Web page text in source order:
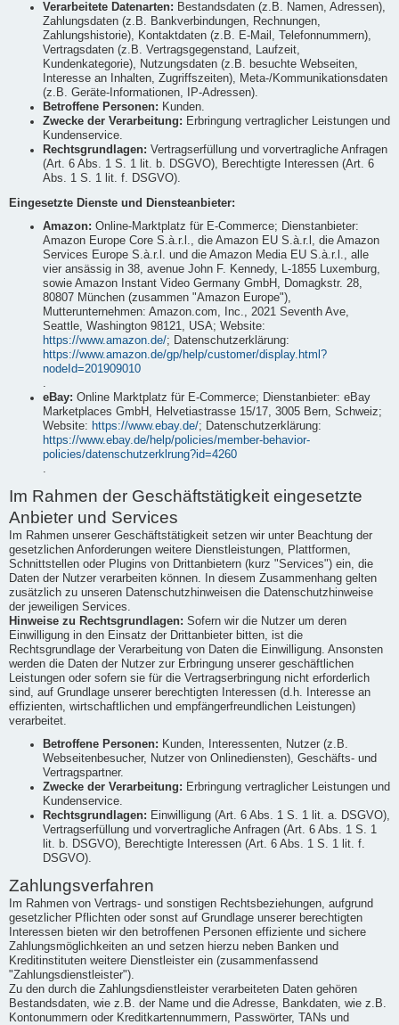
Verarbeitete Datenarten: Bestandsdaten (z.B. Namen, Adressen),
Zahlungsdaten (z.B. Bankverbindungen, Rechnungen,
Zahlungshistorie), Kontaktdaten (z.B. E-Mail, Telefonnummern),
Vertragsdaten (z.B. Vertragsgegenstand, Laufzeit,
Kundenkategorie), Nutzungsdaten (z.B. besuchte Webseiten,
Interesse an Inhalten, Zugriffszeiten), Meta-/Kommunikationsdaten
(z.B. Geräte-Informationen, IP-Adressen).
Betroffene Personen: Kunden.
Zwecke der Verarbeitung: Erbringung vertraglicher Leistungen und
Kundenservice.
Rechtsgrundlagen: Vertragserfüllung und vorvertragliche Anfragen
(Art. 6 Abs. 1 S. 1 lit. b. DSGVO), Berechtigte Interessen (Art. 6
Abs. 1 S. 1 lit. f. DSGVO).
Eingesetzte Dienste und Diensteanbieter:
Amazon: Online-Marktplatz für E-Commerce; Dienstanbieter:
Amazon Europe Core S.à.r.l., die Amazon EU S.à.r.l, die Amazon
Services Europe S.à.r.l. und die Amazon Media EU S.à.r.l., alle
vier ansässig in 38, avenue John F. Kennedy, L-1855 Luxemburg,
sowie Amazon Instant Video Germany GmbH, Domagkstr. 28,
80807 München (zusammen "Amazon Europe"),
Mutterunternehmen: Amazon.com, Inc., 2021 Seventh Ave,
Seattle, Washington 98121, USA; Website:
https://www.amazon.de/; Datenschutzerklärung:
https://www.amazon.de/gp/help/customer/display.html?
nodeId=201909010
eBay: Online Marktplatz für E-Commerce; Dienstanbieter: eBay
Marketplaces GmbH, Helvetiastrasse 15/17, 3005 Bern, Schweiz;
Website: https://www.ebay.de/; Datenschutzerklärung:
https://www.ebay.de/help/policies/member-behavior-
policies/datenschutzerklrung?id=4260
Im Rahmen der Geschäftstätigkeit eingesetzte
Anbieter und Services
Im Rahmen unserer Geschäftstätigkeit setzen wir unter Beachtung der
gesetzlichen Anforderungen weitere Dienstleistungen, Plattformen,
Schnittstellen oder Plugins von Drittanbietern (kurz "Services") ein, die
Daten der Nutzer verarbeiten können. In diesem Zusammenhang gelten
zusätzlich zu unseren Datenschutzhinweisen die Datenschutzhinweise
der jeweiligen Services.
Hinweise zu Rechtsgrundlagen: Sofern wir die Nutzer um deren
Einwilligung in den Einsatz der Drittanbieter bitten, ist die
Rechtsgrundlage der Verarbeitung von Daten die Einwilligung. Ansonsten
werden die Daten der Nutzer zur Erbringung unserer geschäftlichen
Leistungen oder sofern sie für die Vertragserbringung nicht erforderlich
sind, auf Grundlage unserer berechtigten Interessen (d.h. Interesse an
effizienten, wirtschaftlichen und empfängerfreundlichen Leistungen)
verarbeitet.
Betroffene Personen: Kunden, Interessenten, Nutzer (z.B.
Webseitenbesucher, Nutzer von Onlinediensten), Geschäfts- und
Vertragspartner.
Zwecke der Verarbeitung: Erbringung vertraglicher Leistungen und
Kundenservice.
Rechtsgrundlagen: Einwilligung (Art. 6 Abs. 1 S. 1 lit. a. DSGVO),
Vertragserfüllung und vorvertragliche Anfragen (Art. 6 Abs. 1 S. 1
lit. b. DSGVO), Berechtigte Interessen (Art. 6 Abs. 1 S. 1 lit. f.
DSGVO).
Zahlungsverfahren
Im Rahmen von Vertrags- und sonstigen Rechtsbeziehungen, aufgrund
gesetzlicher Pflichten oder sonst auf Grundlage unserer berechtigten
Interessen bieten wir den betroffenen Personen effiziente und sichere
Zahlungsmöglichkeiten an und setzen hierzu neben Banken und
Kreditinstituten weitere Dienstleister ein (zusammenfassend
"Zahlungsdienstleister").
Zu den durch die Zahlungsdienstleister verarbeiteten Daten gehören
Bestandsdaten, wie z.B. der Name und die Adresse, Bankdaten, wie z.B.
Kontonummern oder Kreditkartennummern, Passwörter, TANs und